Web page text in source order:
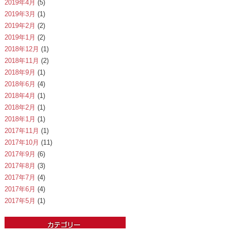
2019年4月 (5)
2019年3月 (1)
2019年2月 (2)
2019年1月 (2)
2018年12月 (1)
2018年11月 (2)
2018年9月 (1)
2018年6月 (4)
2018年4月 (1)
2018年2月 (1)
2018年1月 (1)
2017年11月 (1)
2017年10月 (11)
2017年9月 (6)
2017年8月 (3)
2017年7月 (4)
2017年6月 (4)
2017年5月 (1)